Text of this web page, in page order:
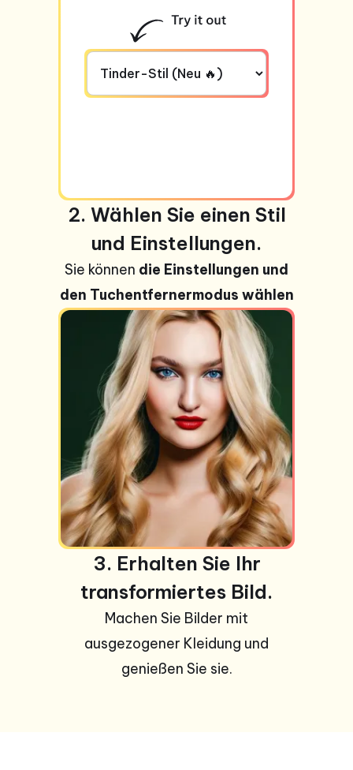
2. Wählen Sie einen Stil
und Einstellungen.
Sie können die Einstellungen und
den Tuchentfernermodus wählen
3. Erhalten Sie Ihr
transformiertes Bild.
Machen Sie Bilder mit
ausgezogener Kleidung und
genießen Sie sie.